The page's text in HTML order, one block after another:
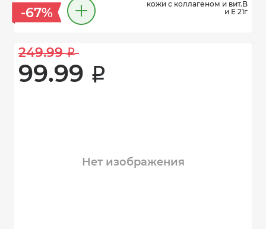
-67%
кожи с коллагеном и вит.B
и E 21г
249.99 i
99.99 i
Нет изображения